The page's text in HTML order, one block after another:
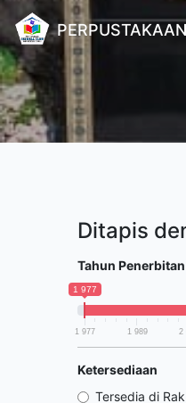
Ditapis
Tahun Penerbitan
1 977
1 977 1 989 2
Ketersediaan
Tersedia di Rak